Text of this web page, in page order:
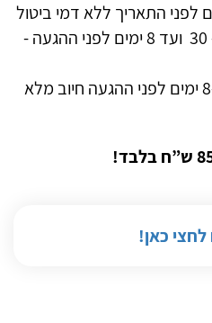
במידת ביטול פחות מ- 30 ועד 8 ימים לפני ההגעה -
במידת ביטול פחות מ-8 ימים לפני ההגעה חיוב מלא
לחצי כאן!